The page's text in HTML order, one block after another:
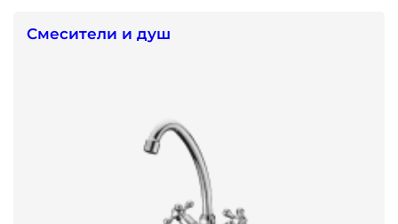
Смесители и душ